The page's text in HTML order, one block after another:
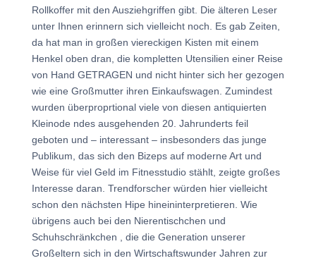
Rollkoffer mit den Ausziehgriffen gibt. Die älteren Leser
unter Ihnen erinnern sich vielleicht noch. Es gab Zeiten,
da hat man in großen viereckigen Kisten mit einem
Henkel oben dran, die kompletten Utensilien einer Reise
von Hand GETRAGEN und nicht hinter sich her gezogen
wie eine Großmutter ihren Einkaufswagen. Zumindest
wurden überproprtional viele von diesen antiquierten
Kleinode ndes ausgehenden 20. Jahrunderts feil
geboten und – interessant – insbesonders das junge
Publikum, das sich den Bizeps auf moderne Art und
Weise für viel Geld im Fitnesstudio stählt, zeigte großes
Interesse daran. Trendforscher würden hier vielleicht
schon den nächsten Hipe hineininterpretieren. Wie
übrigens auch bei den Nierentischchen und
Schuhschränkchen , die die Generation unserer
Großeltern sich in den Wirtschaftswunder Jahren zur